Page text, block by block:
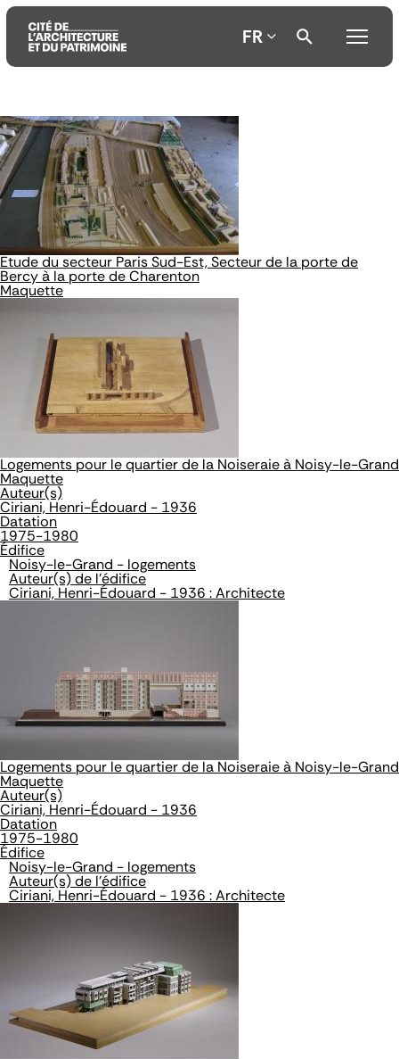
Aller
au
contenu
principal
Aller
au
menu
principal
Aller
à
la
recherche
FR
Etude du secteur Paris Sud-Est, Secteur de la porte de
Bercy à la porte de Charenton
Maquette
Logements pour le quartier de la Noiseraie à Noisy-le-Grand
Maquette
Auteur(s)
Ciriani, Henri-Édouard - 1936
Datation
1975-1980
Édifice
Noisy-le-Grand - logements
Auteur(s) de l'édifice
Ciriani, Henri-Édouard - 1936 : Architecte
Logements pour le quartier de la Noiseraie à Noisy-le-Grand
Maquette
Auteur(s)
Ciriani, Henri-Édouard - 1936
Datation
1975-1980
Édifice
Noisy-le-Grand - logements
Auteur(s) de l'édifice
Ciriani, Henri-Édouard - 1936 : Architecte